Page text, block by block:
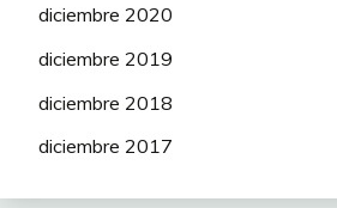
diciembre 2020
diciembre 2019
diciembre 2018
diciembre 2017